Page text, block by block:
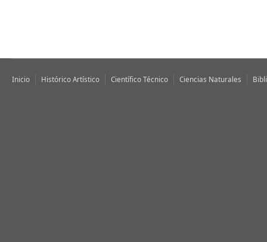
Inicio Histórico Artístico Científico Técnico Ciencias Naturales